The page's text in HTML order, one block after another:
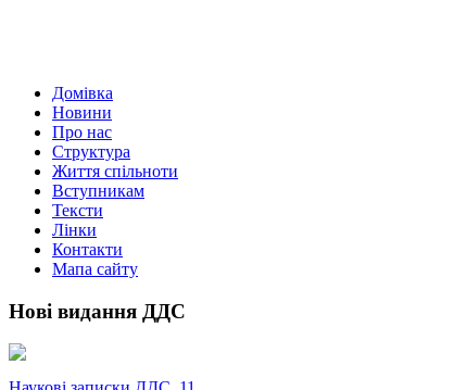
Домівка
Новини
Про нас
Структура
Життя спільноти
Вступникам
Тексти
Лінки
Контакти
Мапа сайту
Нові видання ДДС